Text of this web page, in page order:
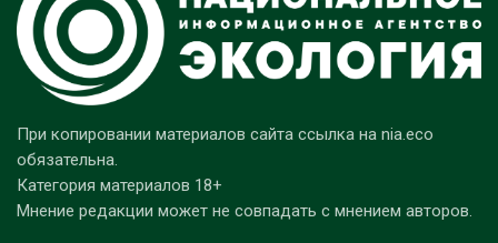
При копировании материалов сайта ссылка на nia.eco
обязательна.
Категория материалов 18+
Мнение редакции может не совпадать с мнением авторов.